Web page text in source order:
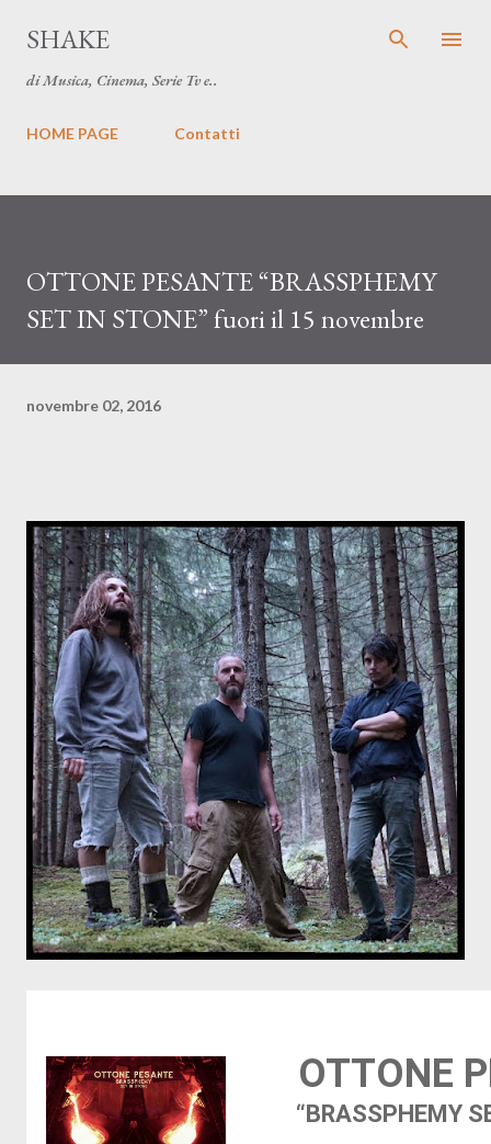
Passa ai contenuti principali
SHAKE
di Musica, Cinema, Serie Tv e..
HOME PAGE Contatti
OTTONE PESANTE “BRASSPHEMY
SET IN STONE” fuori il 15 novembre
novembre 02, 2016
OTTONE
“BRASSPHEMY